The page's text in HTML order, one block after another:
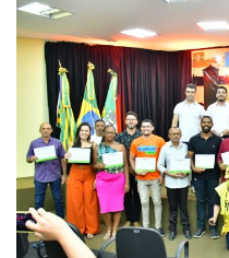
Notícias
Vídeos
Webmail
Contato